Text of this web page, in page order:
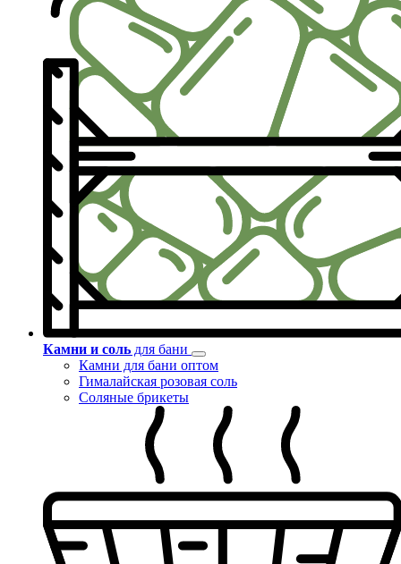
Камни и соль для бани
Камни для бани оптом
Гималайская розовая соль
Соляные брикеты